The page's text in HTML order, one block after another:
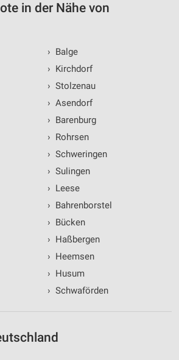
in der Nähe von
› Balge
› Kirchdorf
› Stolzenau
› Asendorf
› Barenburg
› Rohrsen
› Schweringen
› Sulingen
› Leese
› Bahrenborstel
› Bücken
› Haßbergen
› Heemsen
› Husum
› Schwaförden